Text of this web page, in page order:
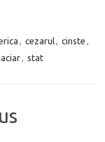
cezarul cinste
stat